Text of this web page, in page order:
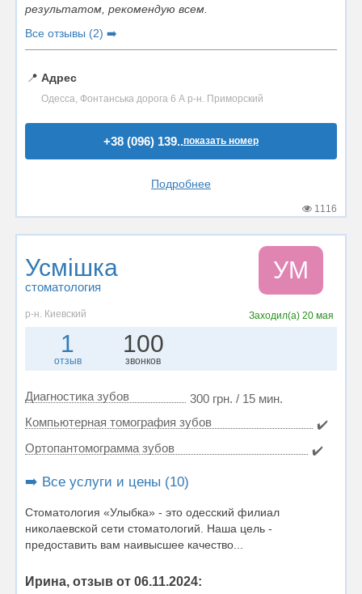
результатом, рекомендую всем.
Все отзывы (2) ➡️
📍 Адрес
Одесса, Фонтанська дорога 6 А р-н. Приморский
+38 (096) 139..показать номер
Подробнее
1116
Усмішка
стоматология
УМ
р-н. Киевский Заходил(а) 20 мая
1
отзыв
100
звонков
Диагностика зубов
300 грн. / 15 мин.
Компьютерная томография зубов
✔️
Ортопантомограмма зубов
✔️
➡️ Все услуги и цены (10)
Стоматология «Улыбка» - это одесский филиал
николаевской сети стоматологий. Наша цель -
предоставить вам наивысшее качество...
Ирина, отзыв от 06.11.2024: